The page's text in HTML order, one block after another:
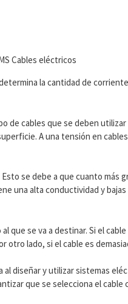
la cantidad de
cables que se deben
A una tensión en
se debe a que cuanto más
una alta conductividad y
se va a destinar. Si el
otro lado, si el cable es
diseñar y utilizar sistemas
que se selecciona el cable